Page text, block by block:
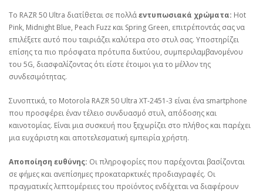
Το RAZR 50 Ultra διατίθεται σε πολλάεντυπωσιακά χρώματα: Hot
Pink, Midnight Blue, Peach Fuzz και Spring Green, επιτρέποντάς σας να
επιλέξετε αυτό που ταιριάζει καλύτερα στο στυλ σας. Υποστηρίζει
επίσης τα πιο πρόσφατα πρότυπα δικτύου, συμπεριλαμβανομένου
του 5G, διασφαλίζοντας ότι είστε έτοιμοι για το μέλλον της
συνδεσιμότητας.
Συνοπτικά, το Motorola RAZR 50 Ultra XT-2451-3 είναι ένα smartphone
που προσφέρει έναν τέλειο συνδυασμό στυλ, απόδοσης και
καινοτομίας. Είναι μια συσκευή που ξεχωρίζει στο πλήθος και παρέχει
μια ευχάριστη και αποτελεσματική εμπειρία χρήστη.
Αποποίηση ευθύνης: Οι πληροφορίες που παρέχονται βασίζονται
σε φήμες και ανεπίσημες προκαταρκτικές προδιαγραφές. Οι
πραγματικές λεπτομέρειες του προϊόντος ενδέχεται να διαφέρουν